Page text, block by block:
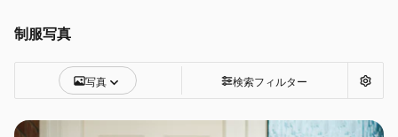
制服写真
写真 検索フィルター